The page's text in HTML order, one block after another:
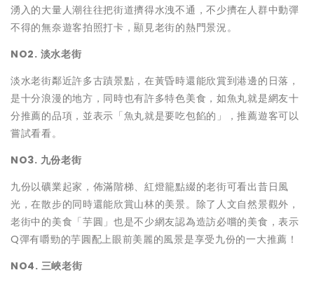
湧入的大量人潮往往把街道擠得水洩不通，不少擠在人群中動彈
不得的無奈遊客拍照打卡，顯見老街的熱門景況。
NO2. 淡水老街
淡水老街鄰近許多古蹟景點，在黃昏時還能欣賞到港邊的日落，
是十分浪漫的地方，同時也有許多特色美食，如魚丸就是網友十
分推薦的品項，並表示「魚丸就是要吃包餡的」，推薦遊客可以
嘗試看看。
NO3. 九份老街
九份以礦業起家，佈滿階梯、紅燈籠點綴的老街可看出昔日風
光，在散步的同時還能欣賞山林的美景。除了人文自然景觀外，
老街中的美食「芋圓」也是不少網友認為造訪必嚐的美食，表示
Q彈有嚼勁的芋圓配上眼前美麗的風景是享受九份的一大推薦！
NO4. 三峽老街